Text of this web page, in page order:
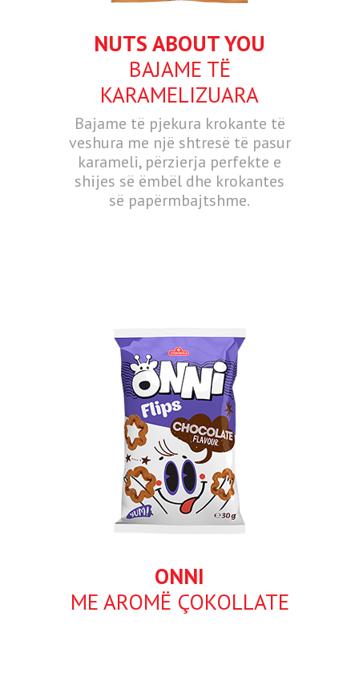
NUTS ABOUT YOU
BAJAME TË
KARAMELIZUARA
Bajame të pjekura krokante të
veshura me një shtresë të pasur
karameli, përzierja perfekte e
shijes së ëmbël dhe krokantes
së papërmbajtshme.
ONNI
ME AROMË ÇOKOLLATE